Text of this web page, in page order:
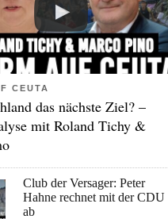
CEUTA
das nächste Ziel? –
mit Roland Tichy &
Club der Versager: Peter
Hahne rechnet mit der CDU
ab